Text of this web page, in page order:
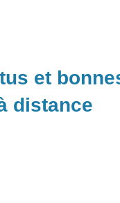
et
distance